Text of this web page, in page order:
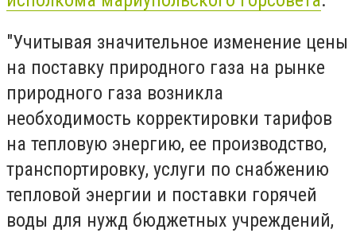
"Учитывая значительное изменение цены
на поставку природного газа на рынке
природного газа возникла
необходимость корректировки тарифов
на тепловую энергию, ее производство,
транспортировку, услуги по снабжению
тепловой энергии и поставки горячей
воды для нужд бюджетных учреждений,